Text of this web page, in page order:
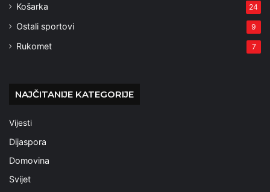
Košarka 24
Ostali sportovi 9
Rukomet 7
NAJČITANIJE KATEGORIJE
Vijesti
Dijaspora
Domovina
Svijet